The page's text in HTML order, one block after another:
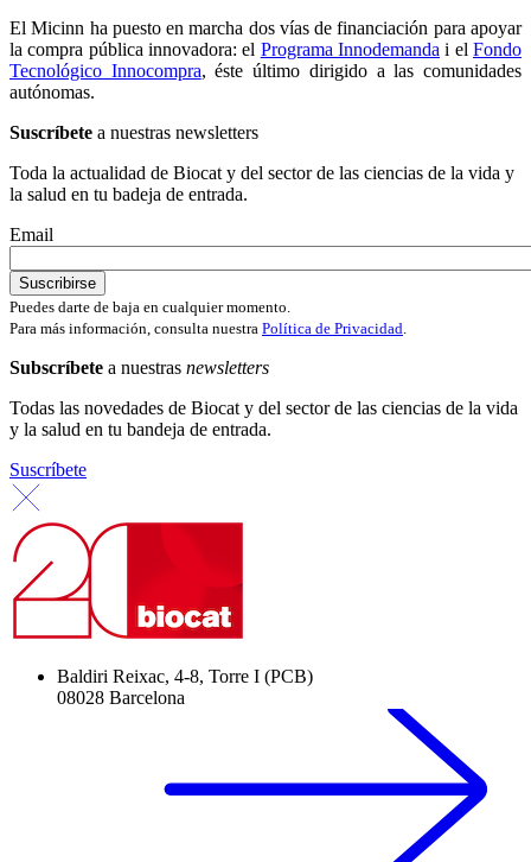
El Micinn ha puesto en marcha dos vías de financiación para apoyar
la compra pública innovadora: el Programa Innodemanda i elFondo
Tecnológico Innocompra, éste último dirigido a las comunidades
autónomas.
Suscríbete a nuestras newsletters
Toda la actualidad de Biocat y del sector de las ciencias de la vida y
la salud en tu badeja de entrada.
Email
Puedes darte de baja en cualquier momento.
Para más información, consulta nuestra Política de Privacidad.
Subscríbete a nuestras newsletters
Todas las novedades de Biocat y del sector de las ciencias de la vida
y la salud en tu bandeja de entrada.
Suscríbete
Baldiri Reixac, 4-8, Torre I (PCB)
08028 Barcelona